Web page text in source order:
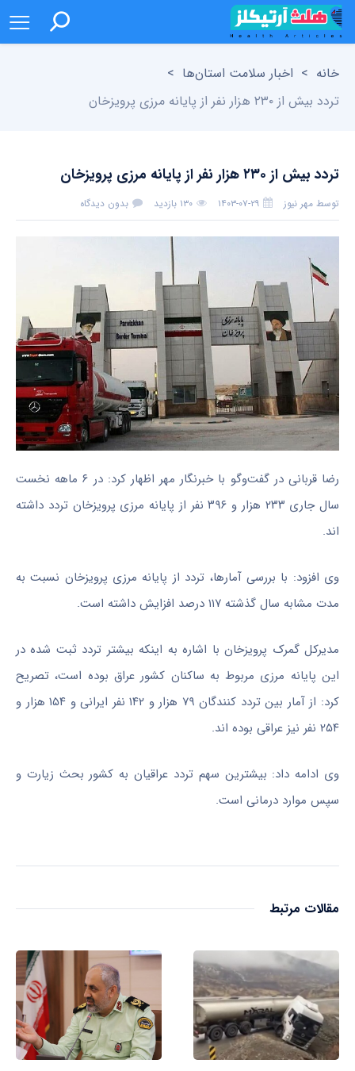
خانه > اخبار سلامت استان‌ها >
تردد بیش از ۲۳۰ هزار نفر از پایانه مرزی پرویزخان
تردد بیش از ۲۳۰ هزار نفر از پایانه مرزی پرویزخان
توسط مهر نیوز ۱۴۰۳-۰۷-۲۹ ۱۳۰ بازدید بدون دیدگاه
رضا قربانی در گفت‌وگو با خبرنگار مهر اظهار کرد: در ۶ ماهه نخست
سال جاری ۲۳۳ هزار و ۳۹۶ نفر از پایانه مرزی پرویزخان تردد داشته
اند.
وی افزود: با بررسی آمارها، تردد از پایانه مرزی پرویزخان نسبت به
مدت مشابه سال گذشته ۱۱۷ درصد افزایش داشته است.
مدیرکل گمرک پرویزخان با اشاره به اینکه بیشتر تردد ثبت شده در
این پایانه مرزی مربوط به ساکنان کشور عراق بوده است، تصریح
کرد: از آمار بین تردد کنندگان ۷۹ هزار و ۱۴۲ نفر ایرانی و ۱۵۴ هزار و
۲۵۴ نفر نیز عراقی بوده
اند.
وی ادامه داد: بیشترین سهم تردد عراقیان به کشور بحث زیارت و
سپس موارد درمانی است.
مقالات مرتبط